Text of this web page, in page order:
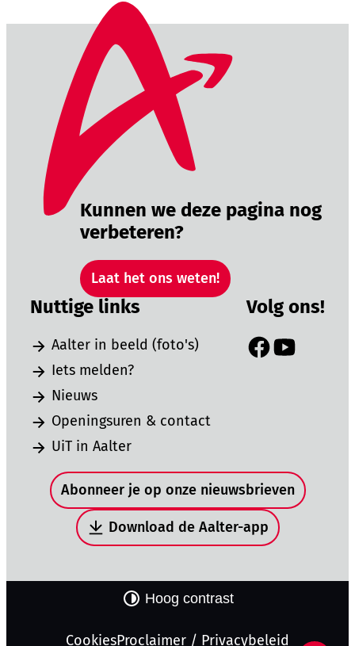
Kunnen we deze pagina nog
verbeteren?
Laat het ons weten!
Nuttige links
Aalter in beeld (foto's)
Iets melden?
Nieuws
Openingsuren & contact
UiT in Aalter
Volg ons!
Facebook
YouTube
Snel naar
Abonneer je op onze nieuwsbrieven
Download de Aalter-app
Hoog contrast
CookiesProclaimer / Privacybeleid